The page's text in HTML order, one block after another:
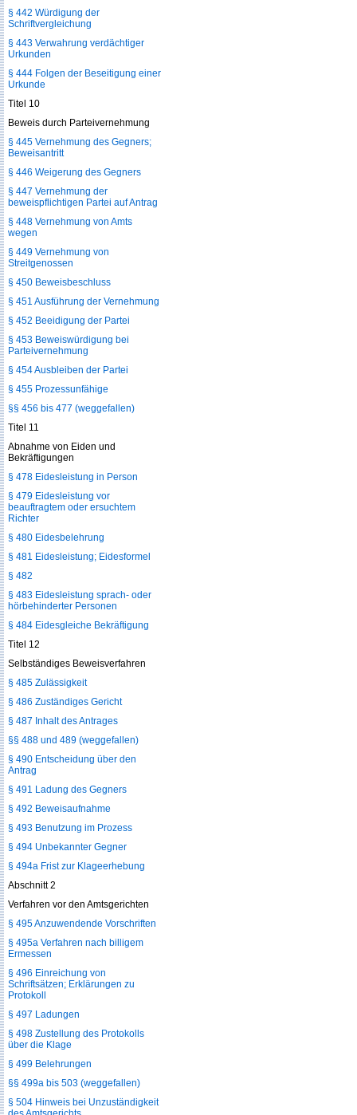
§ 442 Würdigung der
Schriftvergleichung
§ 443 Verwahrung verdächtiger
Urkunden
§ 444 Folgen der Beseitigung einer
Urkunde
Titel 10
Beweis durch Parteivernehmung
§ 445 Vernehmung des Gegners;
Beweisantritt
§ 446 Weigerung des Gegners
§ 447 Vernehmung der
beweispflichtigen Partei auf Antrag
§ 448 Vernehmung von Amts
wegen
§ 449 Vernehmung von
Streitgenossen
§ 450 Beweisbeschluss
§ 451 Ausführung der Vernehmung
§ 452 Beeidigung der Partei
§ 453 Beweiswürdigung bei
Parteivernehmung
§ 454 Ausbleiben der Partei
§ 455 Prozessunfähige
§§ 456 bis 477 (weggefallen)
Titel 11
Abnahme von Eiden und
Bekräftigungen
§ 478 Eidesleistung in Person
§ 479 Eidesleistung vor
beauftragtem oder ersuchtem
Richter
§ 480 Eidesbelehrung
§ 481 Eidesleistung; Eidesformel
§ 482
§ 483 Eidesleistung sprach- oder
hörbehinderter Personen
§ 484 Eidesgleiche Bekräftigung
Titel 12
Selbständiges Beweisverfahren
§ 485 Zulässigkeit
§ 486 Zuständiges Gericht
§ 487 Inhalt des Antrages
§§ 488 und 489 (weggefallen)
§ 490 Entscheidung über den
Antrag
§ 491 Ladung des Gegners
§ 492 Beweisaufnahme
§ 493 Benutzung im Prozess
§ 494 Unbekannter Gegner
§ 494a Frist zur Klageerhebung
Abschnitt 2
Verfahren vor den Amtsgerichten
§ 495 Anzuwendende Vorschriften
§ 495a Verfahren nach billigem
Ermessen
§ 496 Einreichung von
Schriftsätzen; Erklärungen zu
Protokoll
§ 497 Ladungen
§ 498 Zustellung des Protokolls
über die Klage
§ 499 Belehrungen
§§ 499a bis 503 (weggefallen)
§ 504 Hinweis bei Unzuständigkeit